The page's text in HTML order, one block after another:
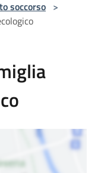
soccorso >